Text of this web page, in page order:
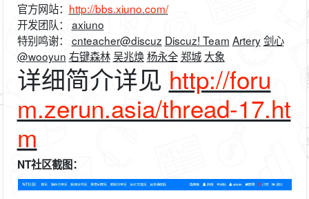
官方网站： http://bbs.xiuno.com/
开发团队： axiuno
特别鸣谢： cnteacher@discuz Discuz! Team Artery 剑心
@wooyun 右键森林 吴兆焕 杨永全 郑城 大象
详细简介详见 http://foru
m.zerun.asia/thread-17.ht
m
NT社区截图：